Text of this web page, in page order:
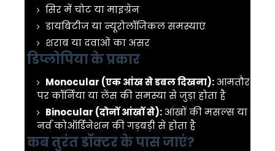
सिर में चोट या माइग्रेन
डायबिटीज या न्यूरोलॉजिकल समस्याएं
शराब या दवाओं का असर
डिप्लोपिया के प्रकार
Monocular (एक आंख से डबल दिखना):आमतौर
पर कॉर्निया या लेंस की समस्या से जुड़ा होता है
Binocular (दोनों आंखों से):आंखों की मसल्स या
नर्व कोऑर्डिनेशन की गड़बड़ी से होता है
कब तुरंत डॉक्टर के पास जाएं?